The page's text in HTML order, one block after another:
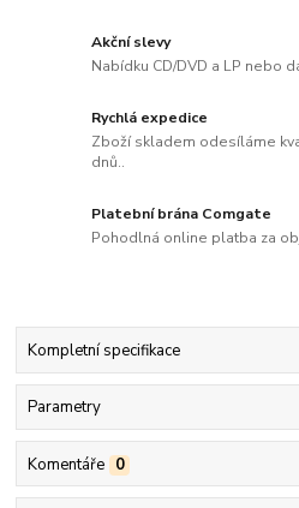
Akční slevy
Nabídku CD/DVD a LP nebo
Rychlá expedice
Zboží skladem odesíláme
dnů..
Platební brána Comgate
Pohodlná online platba za
Kompletní specifikace
Parametry
Komentáře 0